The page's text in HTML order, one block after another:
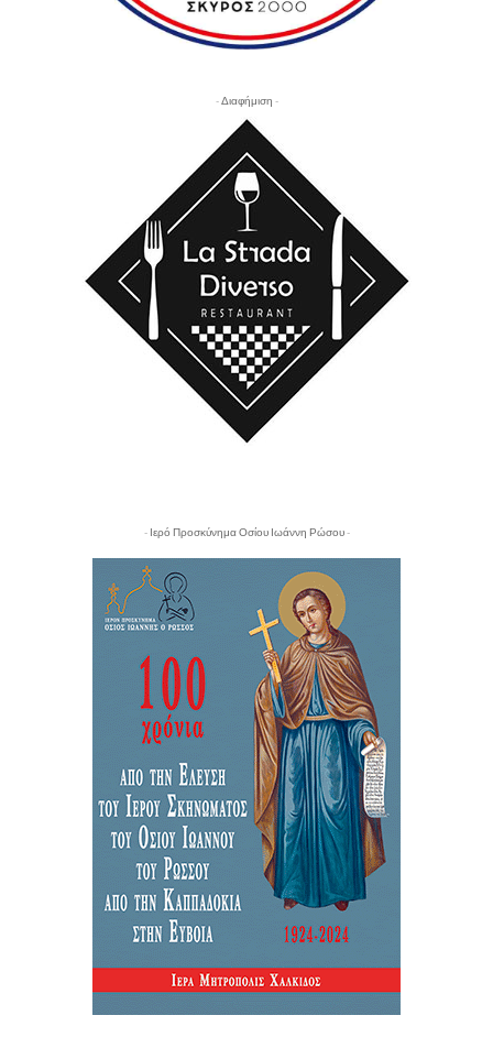
- Διαφήμιση -
- Ιερό Προσκύνημα Οσίου Ιωάννη Ρώσου -